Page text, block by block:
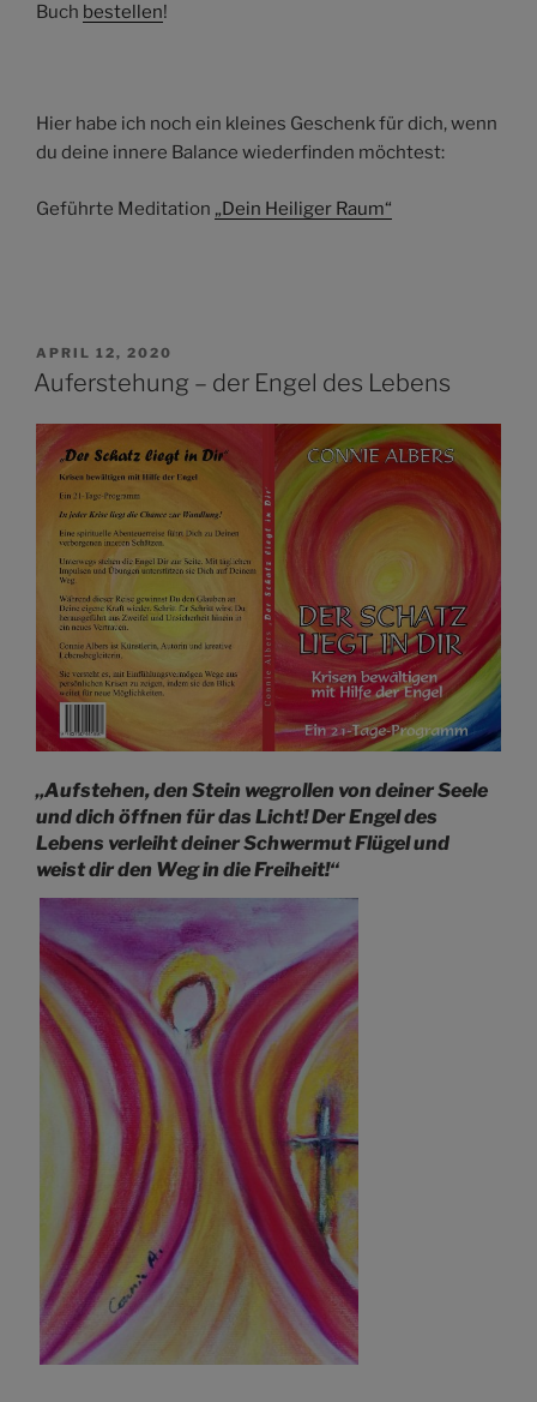
Buch bestellen!
Hier habe ich noch ein kleines Geschenk für dich, wenn
du deine innere Balance wiederfinden möchtest:
Geführte Meditation „Dein Heiliger Raum“
VERÖFFENTLICHT
AM
APRIL 12, 2020
Auferstehung – der Engel des Lebens
„Aufstehen, den Stein wegrollen von deiner Seele
und dich öffnen für das Licht! Der Engel des
Lebens verleiht deiner Schwermut Flügel und
weist dir den Weg in die Freiheit!“